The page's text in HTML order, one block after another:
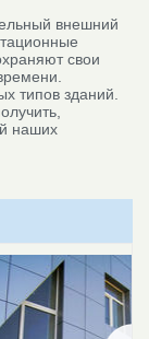
внешний
свои
типов зданий.
наших